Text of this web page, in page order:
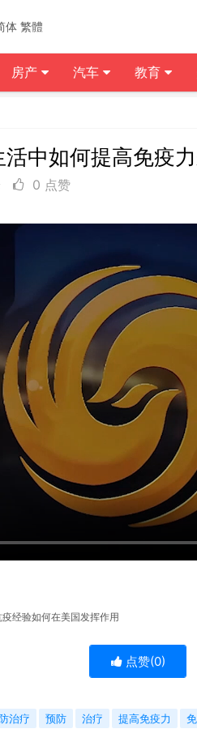
中如何提高免疫
0 点赞
经验如何在美国发挥作用
点赞(0)
治疗 预防 治疗 提高免疫力
体 繁體
房产 汽车 教育